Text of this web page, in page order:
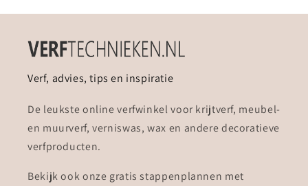
Verf, advies, tips en inspiratie
De leukste online verfwinkel voor krijtverf, meubel-
en muurverf, verniswas, wax en andere decoratieve
verfproducten.
Bekijk ook onze gratis stappenplannen met